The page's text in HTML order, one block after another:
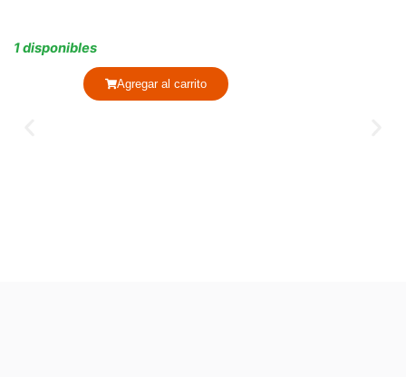
1 disponibles
Agregar al carrito